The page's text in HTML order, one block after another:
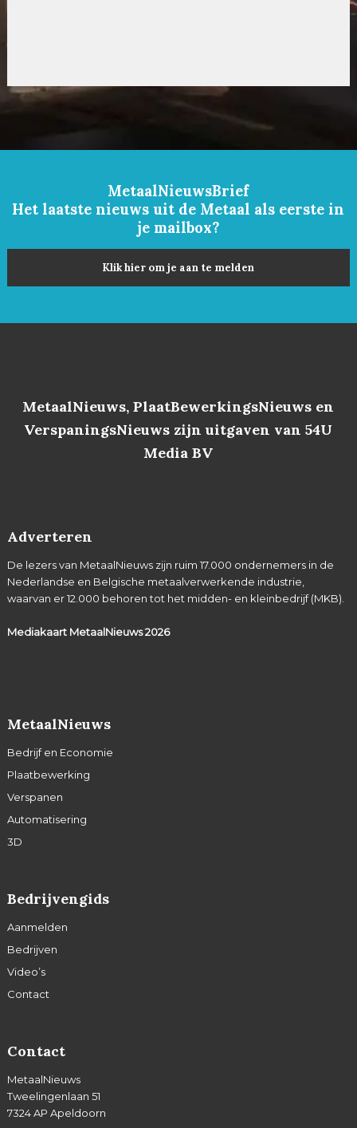
MetaalNieuwsBrief
Het laatste nieuws uit de Metaal als eerste in
je mailbox?
Klik hier om je aan te melden
MetaalNieuws, PlaatBewerkingsNieuws en
VerspaningsNieuws zijn uitgaven van 54U
Media BV
Adverteren
De lezers van MetaalNieuws zijn ruim 17.000 ondernemers in de
Nederlandse en Belgische metaalverwerkende industrie,
waarvan er 12.000 behoren tot het midden- en kleinbedrijf (MKB).
Mediakaart MetaalNieuws2026
MetaalNieuws
Bedrijf en Economie
Plaatbewerking
Verspanen
Automatisering
3D
Bedrijvengids
Aanmelden
Bedrijven
Video’s
Contact
Contact
MetaalNieuws
Tweelingenlaan 51
7324 AP Apeldoorn